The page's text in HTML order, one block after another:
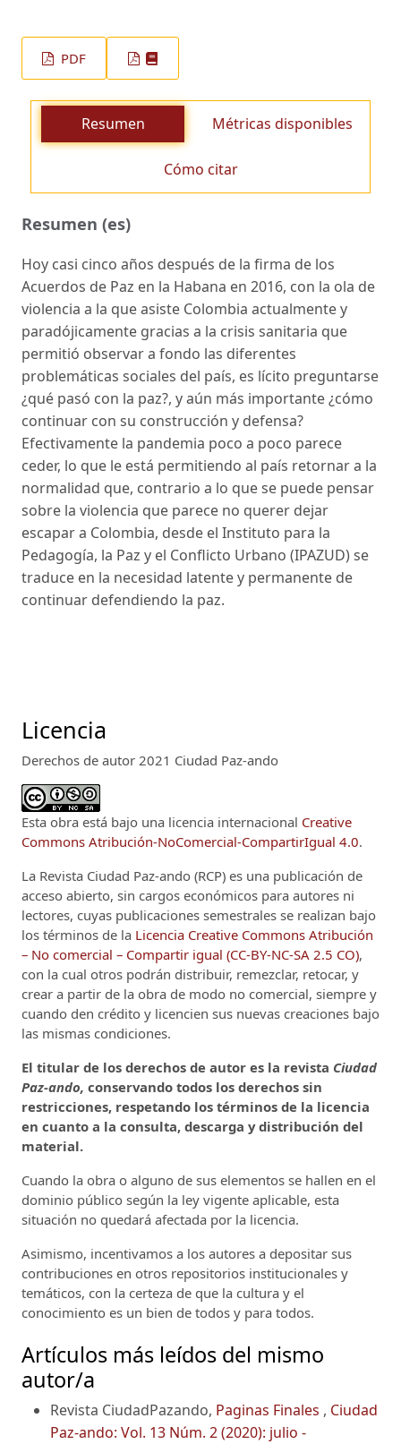
PDF
Resumen Métricas disponibles
Cómo citar
Resumen (es)
Hoy casi cinco años después de la firma de los
Acuerdos de Paz en la Habana en 2016, con la ola de
violencia a la que asiste Colombia actualmente y
paradójicamente gracias a la crisis sanitaria que
permitió observar a fondo las diferentes
problemáticas sociales del país, es lícito preguntarse
¿qué pasó con la paz?, y aún más importante ¿cómo
continuar con su construc­ción y defensa?
Efectivamente la pandemia poco a poco parece
ceder, lo que le está permitiendo al país retornar a la
normalidad que, contrario a lo que se puede pensar
sobre la violencia que parece no querer dejar
escapar a Colombia, desde el Instituto para la
Pedagogía, la Paz y el Conflicto Urbano (IPAZUD) se
traduce en la necesidad latente y per­manente de
continuar defendiendo la paz.
Licencia
Derechos de autor 2021 Ciudad Paz-ando
Esta obra está bajo una licencia internacional Creative
Commons Atribución-NoComercial-CompartirIgual 4.0.
La Revista Ciudad Paz-ando (RCP) es una publicación de
acceso abierto, sin cargos económicos para autores ni
lectores, cuyas publicaciones semestrales se realizan bajo
los términos de la Licencia Creative Commons Atribución
– No comercial – Compartir igual (CC-BY-NC-SA 2.5 CO),
con la cual otros podrán distribuir, remezclar, retocar, y
crear a partir de la obra de modo no comercial, siempre y
cuando den crédito y licencien sus nuevas creaciones bajo
las mismas condiciones.
El titular de los derechos de autor es la revista Ciudad
Paz-ando, conservando todos los derechos sin
restricciones, respetando los términos de la licencia
en cuanto a la consulta, descarga y distribución del
material.
Cuando la obra o alguno de sus elementos se hallen en el
dominio público según la ley vigente aplicable, esta
situación no quedará afectada por la licencia.
Asimismo, incentivamos a los autores a depositar sus
contribuciones en otros repositorios institucionales y
temáticos, con la certeza de que la cultura y el
conocimiento es un bien de todos y para todos.
Artículos más leídos del mismo
autor/a
Revista CiudadPazando, Paginas Finales , Ciudad
Paz-ando: Vol. 13 Núm. 2 (2020): julio -